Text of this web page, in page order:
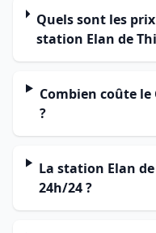
Quels sont les
station Elan de
Combien coûte le
?
La station Elan
24h/24 ?